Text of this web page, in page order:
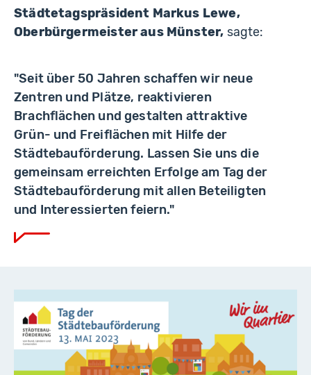
Städtetagspräsident Markus Lewe,
Oberbürgermeister aus Münster, sagte:
"Seit über 50 Jahren schaffen wir neue
Zentren und Plätze, reaktivieren
Brachflächen und gestalten attraktive
Grün- und Freiflächen mit Hilfe der
Städtebauförderung. Lassen Sie uns die
gemeinsam erreichten Erfolge am Tag der
Städtebauförderung mit allen Beteiligten
und Interessierten feiern."